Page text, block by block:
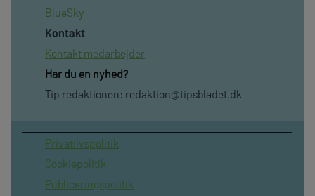
BlueSky
Kontakt
Kontakt medarbejder
Har du en nyhed?
Tip redaktionen: redaktion@tipsbladet.dk
Privatilvspolitik
Cookiepolitik
Publiceringspolitik